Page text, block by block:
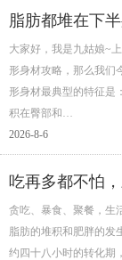
脂肪都堆在下
大家好，我是九姑娘~
形身材攻略，那么我们
形身材最典型的特征是
积在臀部和…
2026-8-6
吃再多都不怕
贪吃、暴食、聚餐，生
脂肪的堆积和肥胖的发
约四十八小时的转化期